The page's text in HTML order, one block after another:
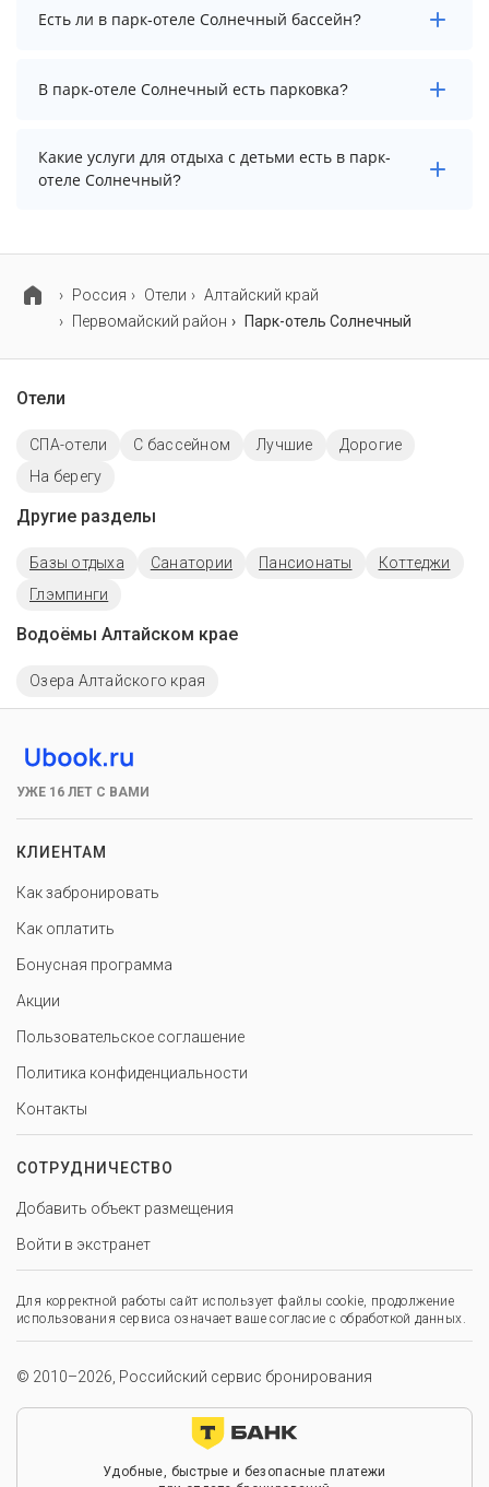
Заезд возможен после 12:00, а выезд необходимо
осуществить до 12:00.
Есть ли в парк-отеле Солнечный бассейн?
Да. Всего на территории парк-отеля Солнечный
бассейнов: 2. А именно: крытый плавательный
информацию Вы можете уточнить по телефону у
менеджера.
В парк-отеле Солнечный есть парковка?
В парк-отеле Солнечный есть парковка, уточните
информацию перед бронированием у менеджера,
Какие услуги для отдыха с детьми есть в парк-
отеле Солнечный?
Россия
Отели
Алтайский край
Первомайский район
Парк-отель Солнечный
Отели
СПА-отели C бассейном Лучшие
Дорогие
На берегу
Другие разделы
Базы отдыха Санатории Пансионаты
Коттеджи
Глэмпинги
Водоёмы Алтайском крае
Озера Алтайского края
УЖЕ 16 ЛЕТ С ВАМИ
КЛИЕНТАМ
Как забронировать
Как оплатить
Бонусная программа
Акции
Пользовательское соглашение
Политика конфиденциальности
Контакты
СОТРУДНИЧЕСТВО
Добавить объект размещения
Войти в экстранет
Для корректной работы сайт использует файлы cookie, продолжение
использования сервиса означает ваше согласие с обработкой данных.
© 2010–2026, Российский сервис бронирования
Удобные, быстрые и безопасные платежи